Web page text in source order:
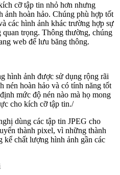
cỡ tập tin nhỏ hơn nhưng
ảnh hoàn hảo. Chúng phù hợp tốt
các hình ảnh khác trường hợp sự
quan trọng. Thông thường, chúng
web để lưu băng thông.
hình ảnh được sử dụng rộng rãi
nén hoàn hảo và có tính năng tốt
mức độ nén nào mà họ mong
cho kích cỡ tập tin./
dùng các tập tin JPEG cho
thành pixel, vì những thành
kể chất lượng hình ảnh gần các